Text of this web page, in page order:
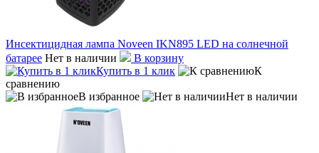
Инсектицидная лампа Noveen IKN895 LED на солнечной
батарее Нет в наличии
В корзину
Купить в 1 клик
К
сравнению
В избранное
Нет в наличии